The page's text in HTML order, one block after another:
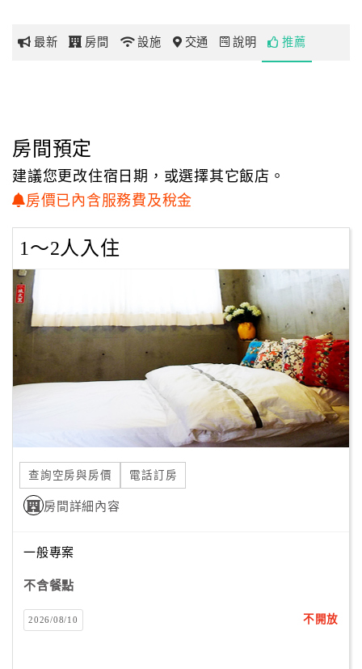
帶
樂
地
顧
客
服
務
滿
訂
單
管
會
員
帳
最新 房間 設施 交通 說明 推薦
房間預定
建議您更改住宿日期，或選擇其它飯店。
房價已內含服務費及稅金
1～2人入住
查詢空房與房價 電話訂房
房間詳細內容
一般專案
不含餐點
2026/08/10 不開放